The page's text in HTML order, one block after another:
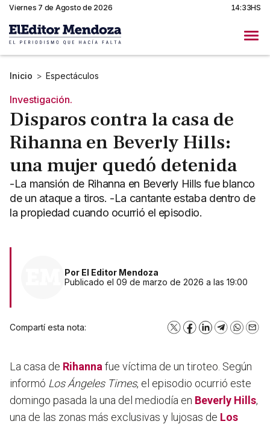
Viernes 7 de Agosto de 2026 14:33HS
Inicio > Espectáculos
Investigación.
Disparos contra la casa de
Rihanna en Beverly Hills:
una mujer quedó detenida
-La mansión de Rihanna en Beverly Hills fue blanco
de un ataque a tiros. -La cantante estaba dentro de
la propiedad cuando ocurrió el episodio.
Por El Editor Mendoza
Publicado el 09 de marzo de 2026 a las 19:00
Compartí esta nota: X Facebook
LinkedInTelegram
La casa de Rihanna fue víctima de un tiroteo. Según
informó Los Ángeles Times, el episodio ocurrió este
domingo pasada la una del mediodía en Beverly Hills,
una de las zonas más exclusivas y lujosas de Los